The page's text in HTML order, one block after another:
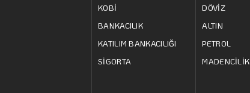
KOBİ
BANKACILIK
KATILIM BANKACILIĞI
SİGORTA
DÖVİZ
ALTIN
PETROL
MADENCİLİK